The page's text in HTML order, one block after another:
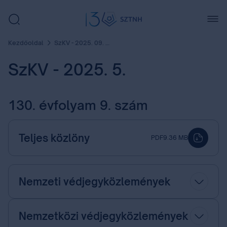
Kezdőoldal SzKV - 2025. 09. szám
SzKV - 2025. 5.
130. évfolyam 9. szám
Teljes közlöny PDF9.36 MB
Nemzeti védjegyközlemények
Nemzetközi védjegyközlemények